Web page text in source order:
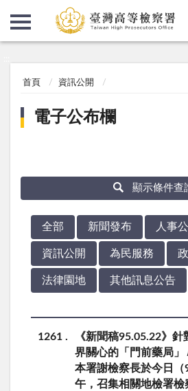
首頁 資訊公開
電子公布欄
顯示條件查
全部 新聞發布 人事
資訊公開 為民服務
法律園地 其他訊息公告
1261
《新聞稿95.05.22》
界關心的「門前藥局」
本署謝檢察長於今日（
午，召集相關地檢署檢